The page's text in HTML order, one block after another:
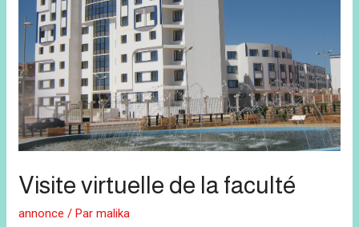
Visite virtuelle de la faculté
annonce / Parmalika